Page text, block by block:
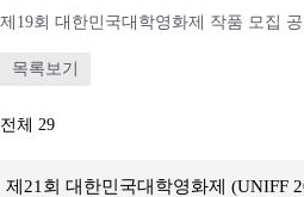
제19회 대한민국대학영화제 작품 모집 공
목록보기
전체 29
제21회 대한민국대학영화제 (UNIFF